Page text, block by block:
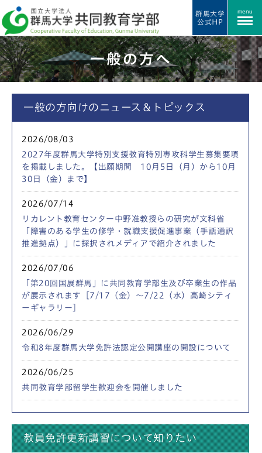
menu
群馬大学
公式HP
一般の方へ
一般の方向けのニュース＆トピックス
2026/08/03
2027年度群馬大学特別支援教育特別専攻科学生募集要項
を掲載しました。【出願期間 10月5日（月）から10月
30日（金）まで】
2026/07/14
リカレント教育センター中野准教授らの研究が文科省
「障害のある学生の修学・就職支援促進事業（手話通訳
推進拠点）」に採択されメディアで紹介されました
2026/07/06
「第20回国展群馬」に共同教育学部生及び卒業生の作品
が展示されます［7/17（金）～7/22（水）高崎シティ
ーギャラリー］
2026/06/29
令和8年度群馬大学免許法認定公開講座の開設について
2026/06/25
共同教育学部留学生歓迎会を開催しました
教員免許更新講習について知りたい